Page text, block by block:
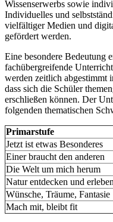
Wissenserwerbs sowie
Individuelles und
vielfältiger Medien und
gefördert werden.
Eine besondere Bedeutung
fachübergreifende
werden zeitlich abgestimmt
dass sich die Schüler
erschließen können. Der
folgenden thematischen
Primarstufe
Jetzt ist etwas Besonderes
Einer braucht den anderen
Die Welt um mich herum
Natur entdecken und erleben
Wünsche, Träume, Fantasie
Mach mit, bleibt fit